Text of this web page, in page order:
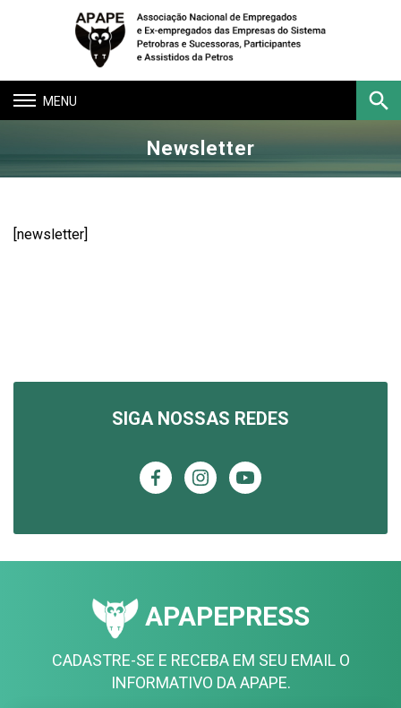
Toggle
navigation
Newsletter
[newsletter]
SIGA NOSSAS REDES
APAPEPRESS
CADASTRE-SE E RECEBA EM SEU EMAIL O
INFORMATIVO DA APAPE.